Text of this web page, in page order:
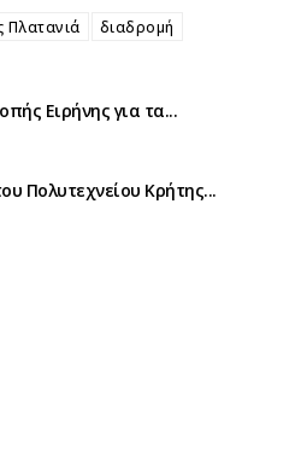
Πλατανιά
διαδρομή
Ειρήνης για τα...
Πολυτεχνείου Κρήτης...